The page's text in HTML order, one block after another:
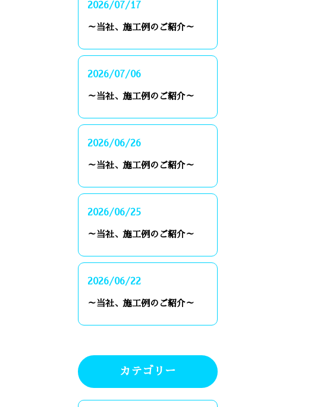
2026/07/17
～当社、施工例のご紹介～
2026/07/06
～当社、施工例のご紹介～
2026/06/26
～当社、施工例のご紹介～
2026/06/25
～当社、施工例のご紹介～
2026/06/22
～当社、施工例のご紹介～
カテゴリー